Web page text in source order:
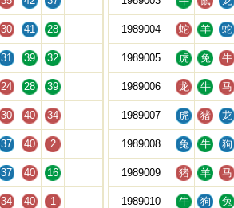
30 41 28
31 39 32
24 28 39
30 40 34
37 40 2
37 40 16
34 40 1
1989004 蛇 羊 蛇
1989005 虎 兔 牛
1989006 龙 牛 马
1989007 虎 猪 龙
1989008 兔 牛 狗
1989009 猪 羊 马
1989010 牛 狗 兔